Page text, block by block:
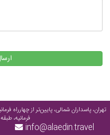
تهران، پاسداران شمالی، پایین‌تر از چهارراه
فرمانیه، طبقه 7، واحد 5 , 6
info@alaedin.travel